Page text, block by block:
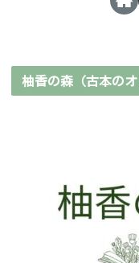
柚香の森（古本のオ